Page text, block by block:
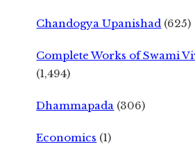
Chandogya Upanishad (625)
Complete Works of Swami
(1,494)
Dhammapada (306)
Economics (1)